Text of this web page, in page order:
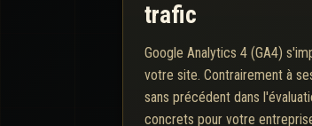
trafic
Google Analytics 4 (GA4)
votre site. Contrairement à
sans précédent dans
concrets pour votre